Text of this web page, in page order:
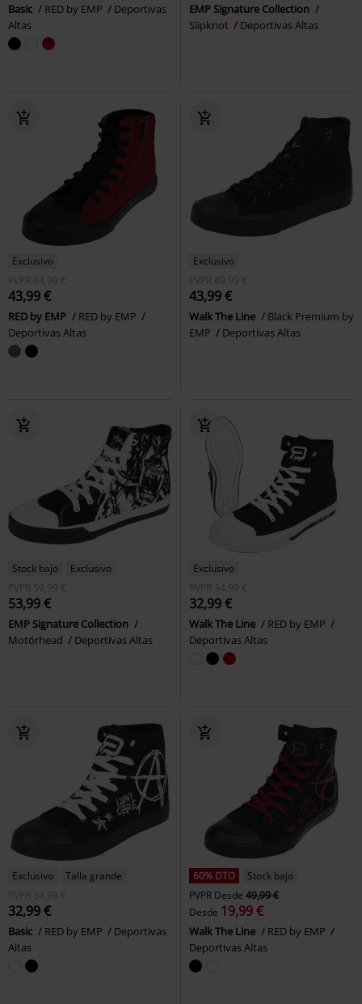
Basic RED by EMP
Deportivas
Altas
EMP Signature Collection
Slipknot
Deportivas Altas
Exclusivo
PVPR 44,99 €
43,99 €
RED by EMP
RED by EMP
Deportivas Altas
Exclusivo
PVPR 49,99 €
43,99 €
Walk The Line
Black Premium by
EMP
Deportivas Altas
Stock bajo
Exclusivo
PVPR
59,99 €
53,99 €
EMP Signature Collection
Motörhead
Deportivas Altas
Exclusivo
PVPR 34,99 €
32,99 €
Walk The Line
RED by EMP
Deportivas Altas
Exclusivo
Talla grande
PVPR 34,99 €
32,99 €
Basic RED by EMP
Deportivas
Altas
60% DTO
Stock bajo
PVPR Desde 49,99 €
Desde 19,99 €
Walk The Line
RED by EMP
Deportivas Altas